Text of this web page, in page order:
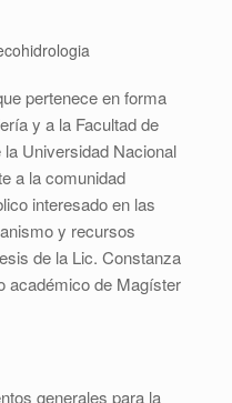
pertenece en forma
y a la Facultad de
Universidad Nacional
a la comunidad
interesado en las
y recursos
de la Lic. Constanza
académico de Magíster
generales para la